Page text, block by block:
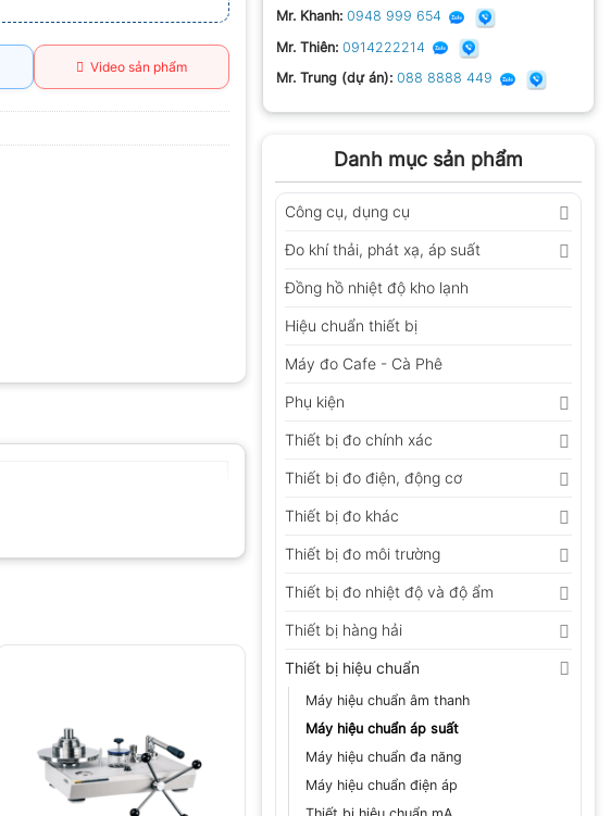
Mr. Khanh: 0948 999 654
Mr. Thiên: 0914222214
Mr. Trung (dự án): 088 8888 449
Danh mục sản phẩm
Công cụ, dụng cụ
Đo khí thải, phát xạ, áp suất
Đồng hồ nhiệt độ kho lạnh
Hiệu chuẩn thiết bị
Máy đo Cafe - Cà Phê
Phụ kiện
Thiết bị đo chính xác
Thiết bị đo điện, động cơ
Thiết bị đo khác
Thiết bị đo môi trường
Thiết bị đo nhiệt độ và độ ẩm
Thiết bị hàng hải
Thiết bị hiệu chuẩn
Máy hiệu chuẩn âm thanh
Máy hiệu chuẩn áp suất
Máy hiệu chuẩn đa năng
Máy hiệu chuẩn điện áp
Video sản phẩm